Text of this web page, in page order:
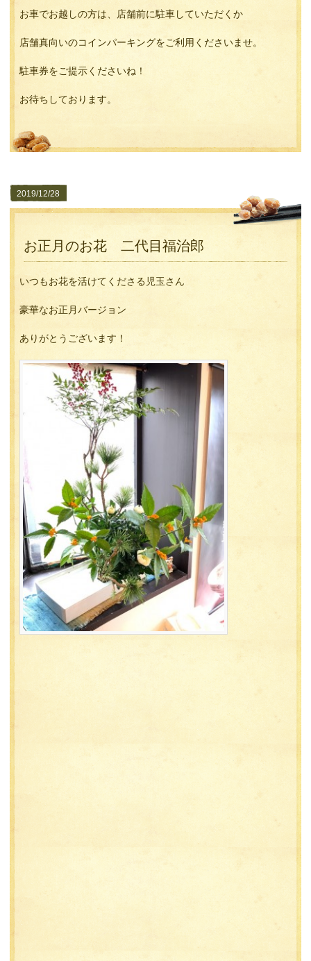
お車でお越しの方は、店舗前に駐車していただくか
店舗真向いのコインパーキングをご利用くださいませ。
駐車券をご提示くださいね！
お待ちしております。
2019/12/28
お正月のお花 二代目福治郎
いつもお花を活けてくださる児玉さん
豪華なお正月バージョン
ありがとうございます！